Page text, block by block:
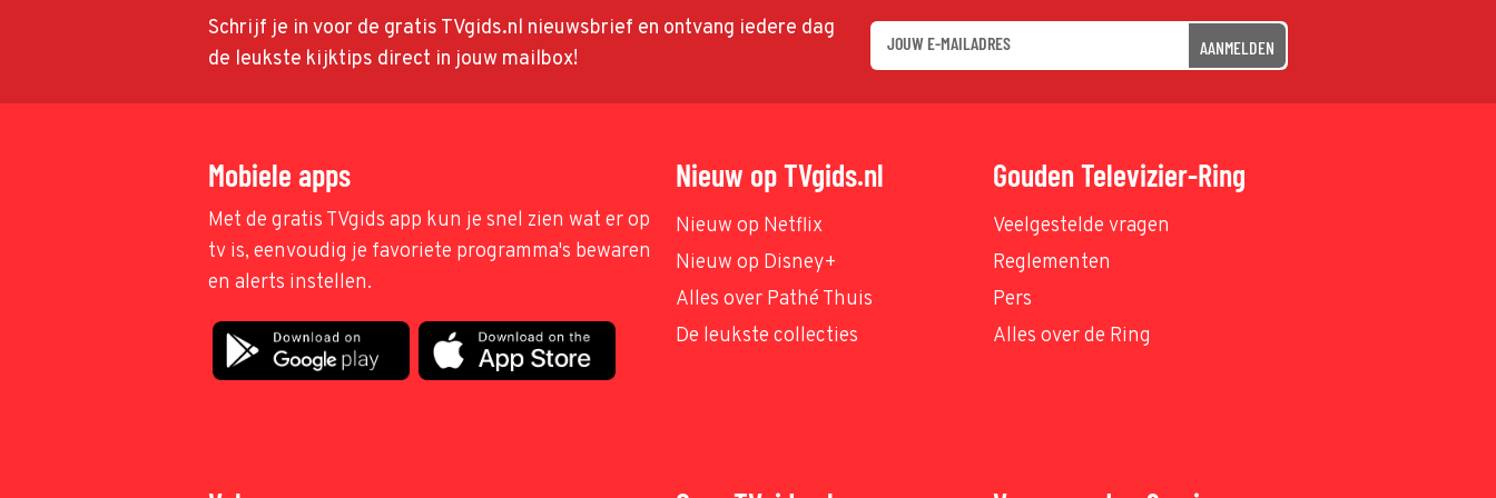
Schrijf je in voor de gratis TVgids.nl nieuwsbrief en ontvang iedere dag
de leukste kijktips direct in jouw mailbox!
AANMELDEN
Mobiele apps
Met de gratis TVgids app kun je snel zien wat er op
tv is, eenvoudig je favoriete programma's bewaren
en alerts instellen.
Nieuw op TVgids.nl
Nieuw op Netflix
Nieuw op Disney+
Alles over Pathé Thuis
De leukste collecties
Gouden Televizier-Ring
Veelgestelde vragen
Reglementen
Pers
Alles over de Ring